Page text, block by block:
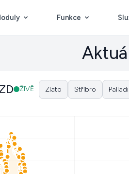
Funkce
ŽIVĚ Zlato Stříbro